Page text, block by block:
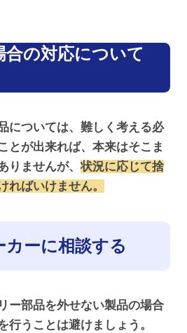
合の対応について
については、難しく考える必
とが出来れば、本来はそこま
りませんが、状況に応じて捨
ればいけません。
カーに相談する
ー部品を外せない製品の場合
行うことは避けましょう。